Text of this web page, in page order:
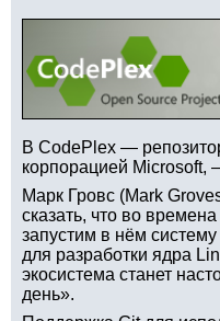
В CodePlex —
корпорацией Microsoft,
Марк Гровс (Mark
сказать, что во
запустим в нём
для разработки ядра
экосистема станет
день».